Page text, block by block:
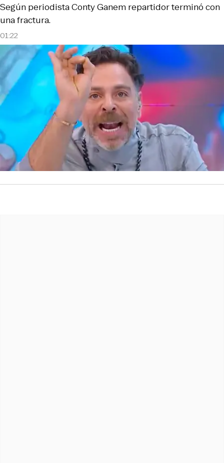
01:22
Según periodista Conty Ganem repartidor terminó con
una fractura.